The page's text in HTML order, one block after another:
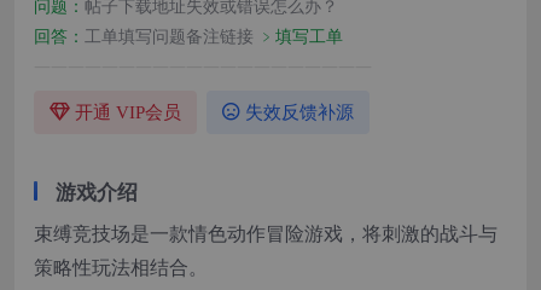
问题： 帖子下载地址失效或错误怎么办？
回答： 工单填写问题备注链接 ﹥填写工单
开通 VIP会员 失效反馈补源
游戏介绍
束缚竞技场是一款情色动作冒险游戏，将刺激的战斗与
策略性玩法相结合。